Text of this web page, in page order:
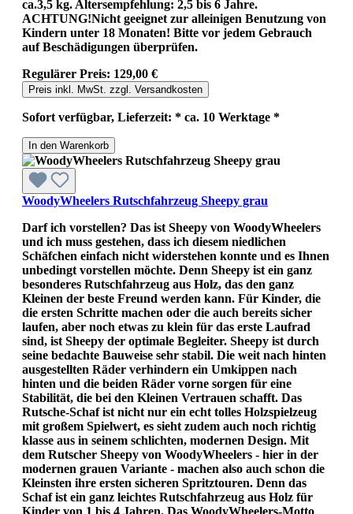
ca.3,5 kg. Altersempfehlung: 2,5 bis 6 Jahre.
ACHTUNG!Nicht geeignet zur alleinigen Benutzung von
Kindern unter 18 Monaten! Bitte vor jedem Gebrauch
auf Beschädigungen überprüfen.
Regulärer Preis: 129,00 €
Preis inkl. MwSt. zzgl. Versandkosten
Sofort verfügbar, Lieferzeit: * ca. 10 Werktage *
In den Warenkorb
WoodyWheelers Rutschfahrzeug Sheepy grau
Darf ich vorstellen? Das ist Sheepy von WoodyWheelers
und ich muss gestehen, dass ich diesem niedlichen
Schäfchen einfach nicht widerstehen konnte und es Ihnen
unbedingt vorstellen möchte. Denn Sheepy ist ein ganz
besonderes Rutschfahrzeug aus Holz, das den ganz
Kleinen der beste Freund werden kann. Für Kinder, die
die ersten Schritte machen oder die auch bereits sicher
laufen, aber noch etwas zu klein für das erste Laufrad
sind, ist Sheepy der optimale Begleiter. Sheepy ist durch
seine bedachte Bauweise sehr stabil. Die weit nach hinten
ausgestellten Räder verhindern ein Umkippen nach
hinten und die beiden Räder vorne sorgen für eine
Stabilität, die bei den Kleinen Vertrauen schafft. Das
Rutsche-Schaf ist nicht nur ein echt tolles Holzspielzeug
mit großem Spielwert, es sieht zudem auch noch richtig
klasse aus in seinem schlichten, modernen Design. Mit
dem Rutscher Sheepy von WoodyWheelers - hier in der
modernen grauen Variante - machen also auch schon die
Kleinsten ihre ersten sicheren Spritztouren. Denn das
Schaf ist ein ganz leichtes Rutschfahrzeug aus Holz für
Kinder von 1 bis 4 Jahren. Das WoodyWheelers-Motto